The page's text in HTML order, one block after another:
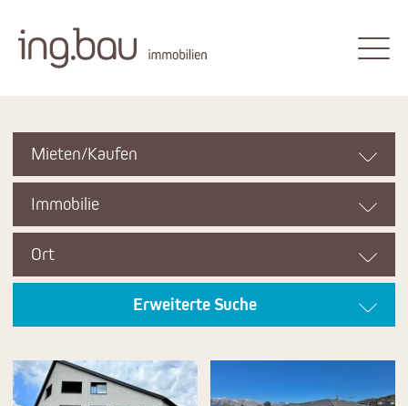
Mieten/Kaufen
Immobilie
Ort
Erweiterte Suche